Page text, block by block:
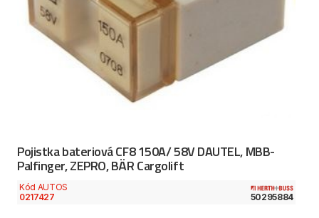
Pojistka bateriová CF8 150A/ 58V DAUTEL, MBB-
Palfinger, ZEPRO, BÄR Cargolift
Kód AUTOS
0217427
50295884